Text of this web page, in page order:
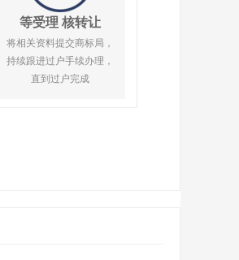
等受理 核转让
将相关资料提交商标局，
持续跟进过户手续办理，
直到过户完成